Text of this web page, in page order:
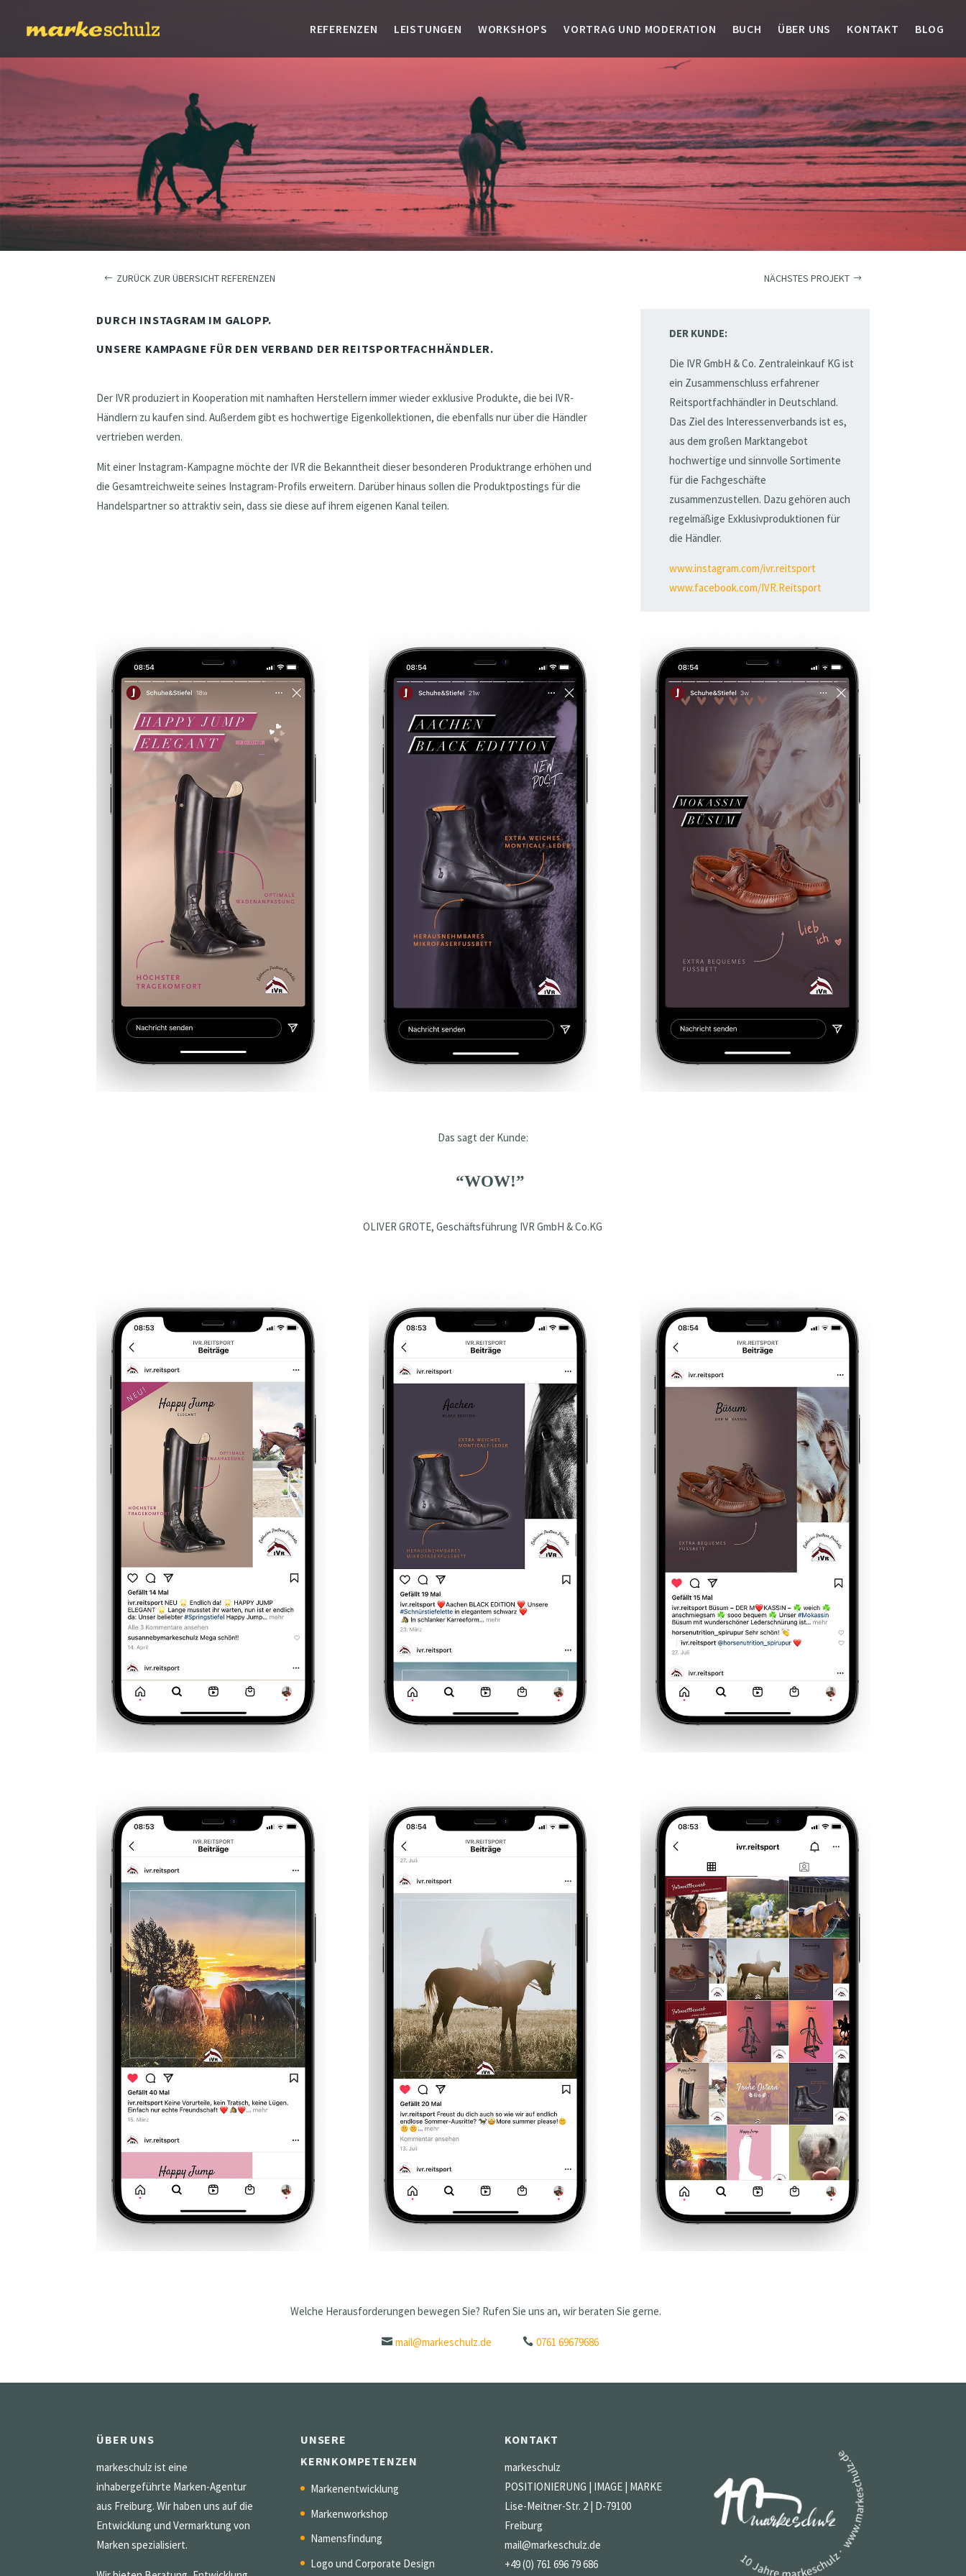
REFERENZEN LEISTUNGEN WORKSHOPS VORTRAG UND MODERATION BUCH ÜBER UNS KONTAKT BLOG
ZURÜCK ZUR ÜBERSICHT REFERENZEN NÄCHSTES PROJEKT
DURCH INSTAGRAM IM GALOPP.
UNSERE KAMPAGNE FÜR DEN VERBAND DER REITSPORTFACHHÄNDLER.
Der IVR produziert in Kooperation mit namhaften Herstellern immer wieder exklusive Produkte, die bei IVR-
Händlern zu kaufen sind. Außerdem gibt es hochwertige Eigenkollektionen, die ebenfalls nur über die Händler
vertrieben werden.
Mit einer Instagram-Kampagne möchte der IVR die Bekanntheit dieser besonderen Produktrange erhöhen und
die Gesamtreichweite seines Instagram-Profils erweitern. Darüber hinaus sollen die Produktpostings für die
Handelspartner so attraktiv sein, dass sie diese auf ihrem eigenen Kanal teilen.
DER KUNDE:
Die IVR GmbH & Co. Zentraleinkauf KG ist
ein Zusammenschluss erfahrener
Reitsportfachhändler in Deutschland.
Das Ziel des Interessenverbands ist es,
aus dem großen Marktangebot
hochwertige und sinnvolle Sortimente
für die Fachgeschäfte
zusammenzustellen. Dazu gehören auch
regelmäßige Exklusivproduktionen für
die Händler.
www.instagram.com/ivr.reitsport
www.facebook.com/IVR.Reitsport
Das sagt der Kunde:
“WOW!”
OLIVER GROTE, Geschäftsführung IVR GmbH & Co.KG
Welche Herausforderungen bewegen Sie? Rufen Sie uns an, wir beraten Sie gerne.
mail@markeschulz.de 0761 69679686
ÜBER UNS
markeschulz ist eine
inhabergeführte Marken-Agentur
aus Freiburg. Wir haben uns auf die
Entwicklung und Vermarktung von
Marken spezialisiert.
UNSERE
KERNKOMPETENZEN
Markenentwicklung
Markenworkshop
Namensfindung
Logo und Corporate Design
KONTAKT
markeschulz
POSITIONIERUNG | IMAGE | MARKE
Lise-Meitner-Str. 2 | D-79100
Freiburg
mail@markeschulz.de
+49 (0) 761 696 79 686